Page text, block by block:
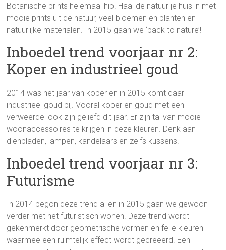
Botanische prints helemaal hip. Haal de natuur je huis in met
mooie prints uit de natuur, veel bloemen en planten en
natuurlijke materialen. In 2015 gaan we ‘back to nature’!
Inboedel trend voorjaar nr 2:
Koper en industrieel goud
2014 was het jaar van koper en in 2015 komt daar
industrieel goud bij. Vooral koper en goud met een
verweerde look zijn geliefd dit jaar. Er zijn tal van mooie
woonaccessoires te krijgen in deze kleuren. Denk aan
dienbladen, lampen, kandelaars en zelfs kussens.
Inboedel trend voorjaar nr 3:
Futurisme
In 2014 begon deze trend al en in 2015 gaan we gewoon
verder met het futuristisch wonen. Deze trend wordt
gekenmerkt door geometrische vormen en felle kleuren
waarmee een ruimtelijk effect wordt gecreëerd. Een